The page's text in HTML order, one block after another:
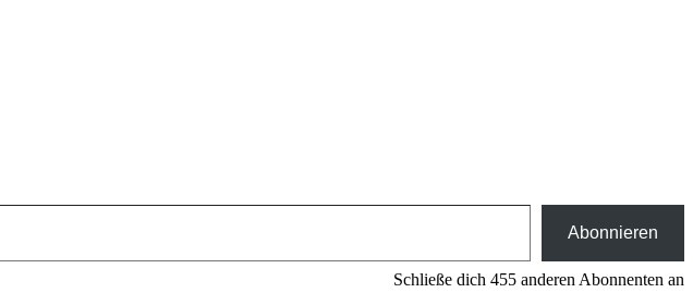
Abonnieren
Schließe dich 455 anderen Abonnenten an